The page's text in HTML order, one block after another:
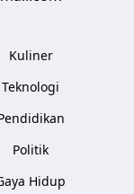
Kuliner
Teknologi
Politik
Hidup